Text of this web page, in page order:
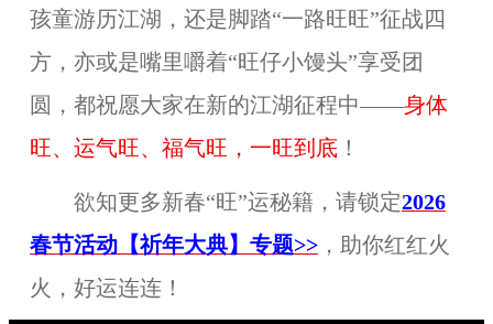
孩童游历江湖，还是脚踏“一路旺旺”征战四
方，亦或是嘴里嚼着“旺仔小馒头”享受团
圆，都祝愿大家在新的江湖征程中——身体
旺、运气旺、福气旺，一旺到底！
欲知更多新春“旺”运秘籍，请锁定2026
春节活动【祈年大典】专题>>，助你红红火
火，好运连连！